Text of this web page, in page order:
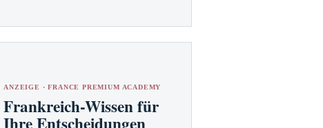
ANZEIGE · FRANCE PREMIUM ACADEMY
Frankreich-Wissen für
Ihre Entscheidungen